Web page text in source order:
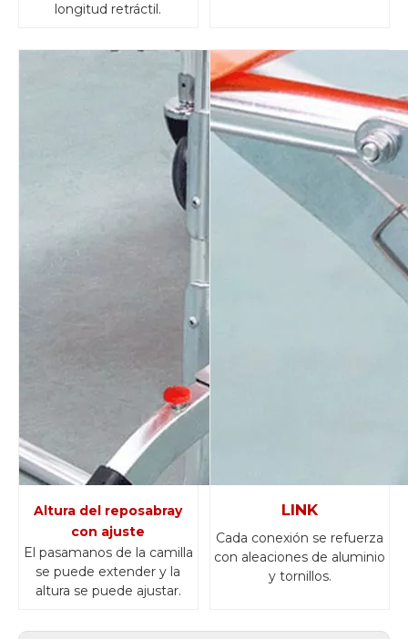
longitud retráctil.
Altura del reposabray
con ajuste
El pasamanos de la camilla
se puede extender y la
altura se puede ajustar.
LINK
Cada conexión se refuerza
con aleaciones de aluminio
y tornillos.